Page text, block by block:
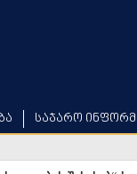
საჯარო